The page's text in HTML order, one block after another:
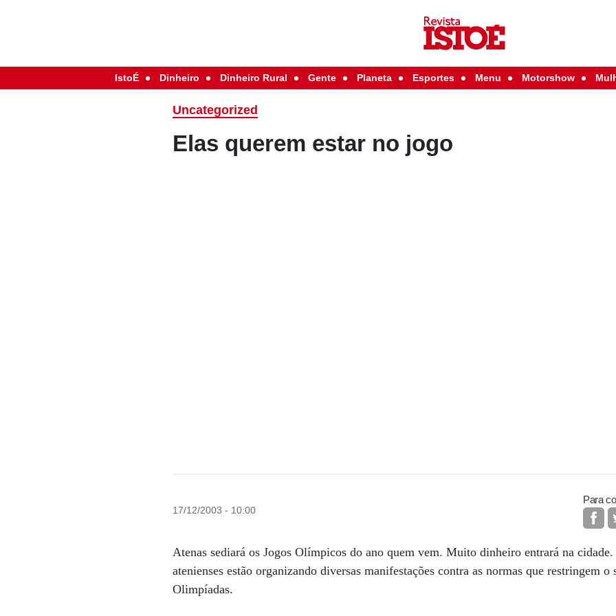
IstoÉ Dinheiro Dinheiro Rural Gente Planeta Esportes Menu Motorshow
Uncategorized
Elas querem estar no jogo
17/12/2003 - 10:00
Para
Atenas sediará os Jogos Olímpicos do ano quem vem. Muito dinheiro entrará na
atenienses estão organizando diversas manifestações contra as normas que restringem o
Olimpíadas.